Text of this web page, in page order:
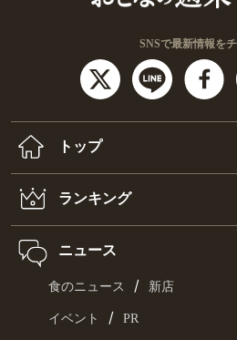
SNSで最新情報を
トップ
ランキング
ニュース
食のニュース / 新店
イベント / PR